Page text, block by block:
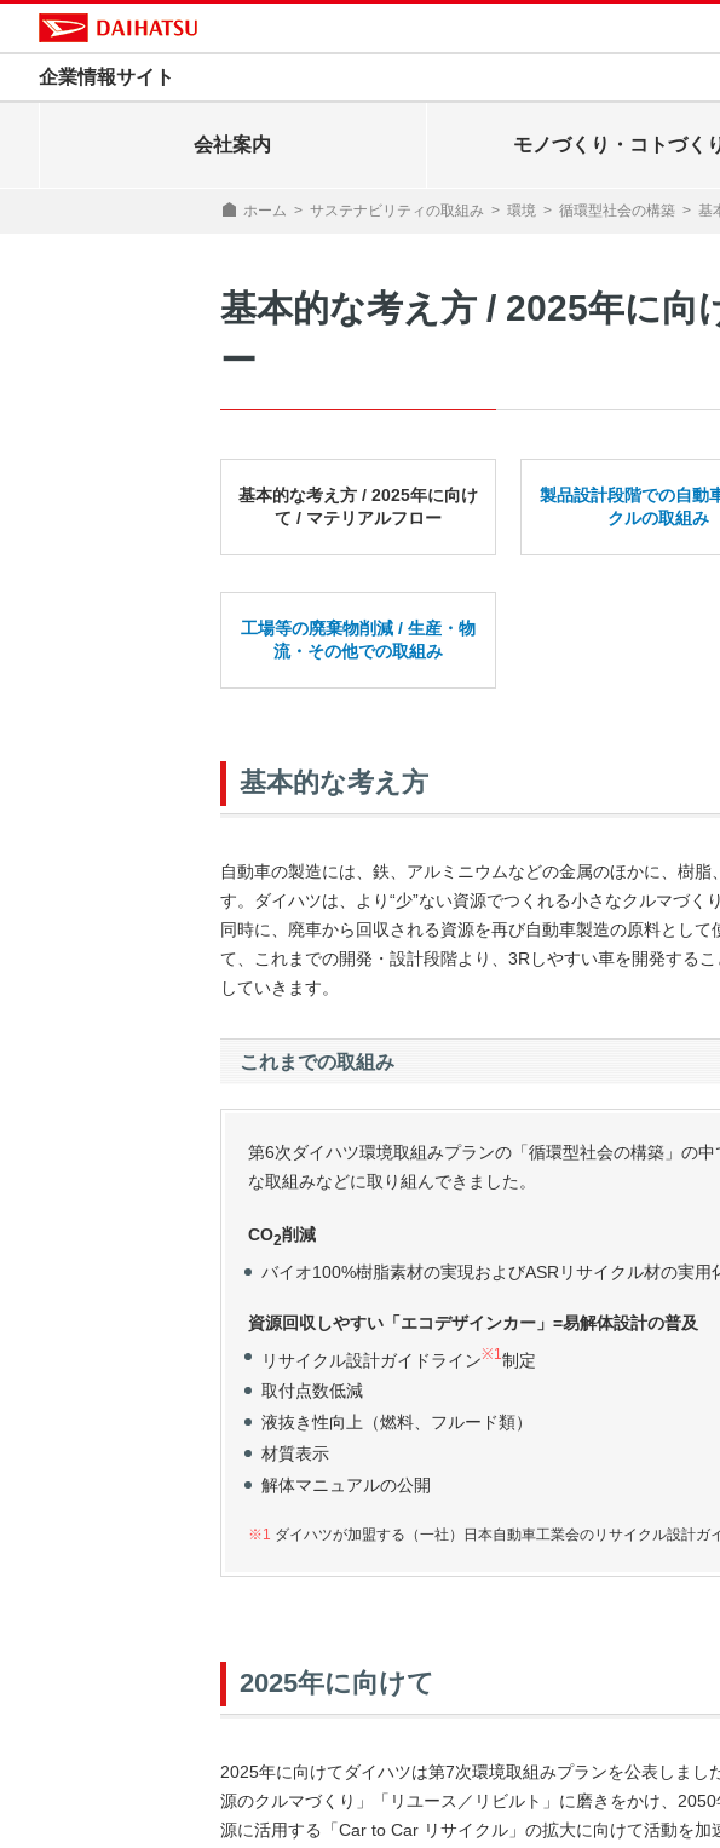
企業情報サイト
会社案内 モノづくり・コトづく
ホーム > サステナビリティの取組み > 環境 > 循環型社会の構築 > 基
基本的な考え方 / 2025年に向
ー
基本的な考え方 / 2025年に向け
て / マテリアルフロー
製品設計段階での自動
クルの取組み
工場等の廃棄物削減 / 生産・物
流・その他での取組み
基本的な考え方
自動車の製造には、鉄、アルミニウムなどの金属のほかに、樹
す。ダイハツは、より“少”ない資源でつくれる小さなクルマづく
同時に、廃車から回収される資源を再び自動車製造の原料とし
て、これまでの開発・設計段階より、3Rしやすい車を開発する
していきます。
これまでの取組み
第6次ダイハツ環境取組みプランの「循環型社会の構築」の
な取組みなどに取り組んできました。
CO2削減
バイオ100%樹脂素材の実現およびASRリサイクル材の実用
資源回収しやすい「エコデザインカー」=易解体設計の普及
リサイクル設計ガイドライン※1 制定
取付点数低減
液抜き性向上（燃料、フルード類）
材質表示
解体マニュアルの公開
※1 ダイハツが加盟する（一社）日本自動車工業会のリサイクル設計ガ
2025年に向けて
2025年に向けてダイハツは第7次環境取組みプランを公表しまし
源のクルマづくり」「リユース／リビルト」に磨きをかけ、
源に活用する「Car to Car リサイクル」の拡大に向けて活動を加